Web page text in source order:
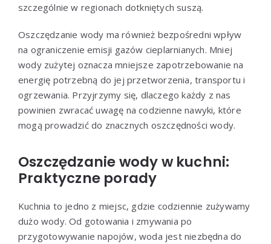
szczególnie w regionach dotkniętych suszą.
Oszczędzanie wody ma również bezpośredni wpływ
na ograniczenie emisji gazów cieplarnianych. Mniej
wody zużytej oznacza mniejsze zapotrzebowanie na
energię potrzebną do jej przetworzenia, transportu i
ogrzewania. Przyjrzymy się, dlaczego każdy z nas
powinien zwracać uwagę na codzienne nawyki, które
mogą prowadzić do znacznych oszczędności wody.
Oszczędzanie wody w kuchni:
Praktyczne porady
Kuchnia to jedno z miejsc, gdzie codziennie zużywamy
dużo wody. Od gotowania i zmywania po
przygotowywanie napojów, woda jest niezbędna do